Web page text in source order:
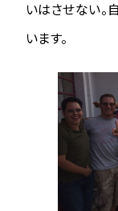
いはさせない。
います。